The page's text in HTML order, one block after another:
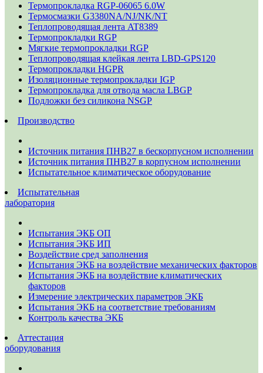
Термопрокладка RGP-06065 6.0W
Термосмазки G3380NA/NJ/NK/NT
Теплопроводящая лента AT8389
Термопрокладки RGP
Мягкие термопрокладки RGP
Теплопроводящая клейкая лента LBD-GPS120
Термопрокладки HGPR
Изоляционные термопрокладки IGP
Термопрокладка для отвода масла LBGP
Подложки без силикона NSGP
Производство
Источник питания ПНВ27 в бескорпусном исполнении
Источник питания ПНВ27 в корпусном исполнении
Испытательное климатическое оборудование
Испытательная
лаборатория
Испытания ЭКБ ОП
Испытания ЭКБ ИП
Воздействие сред заполнения
Испытания ЭКБ на воздействие механических факторов
Испытания ЭКБ на воздействие климатических
факторов
Измерение электрических параметров ЭКБ
Испытания ЭКБ на соответствие требованиям
Контроль качества ЭКБ
Аттестация
оборудования